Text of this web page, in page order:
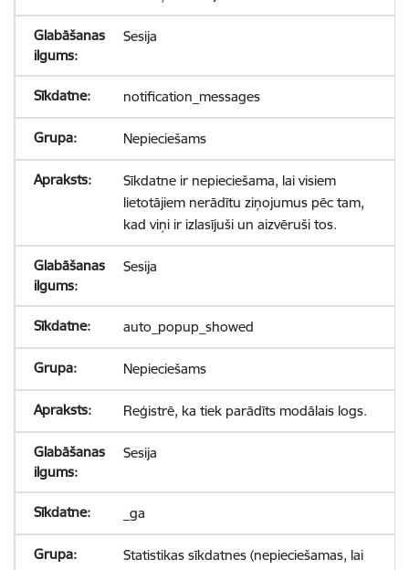
Sesija
notification_messages
Nepieciešams
Sīkdatne ir nepieciešama, lai visiem
lietotājiem nerādītu ziņojumus pēc tam,
kad viņi ir izlasījuši un aizvēruši tos.
Sesija
auto_popup_showed
Nepieciešams
Reģistrē, ka tiek parādīts modālais logs.
Sesija
_ga
Statistikas sīkdatnes (nepieciešamas, lai